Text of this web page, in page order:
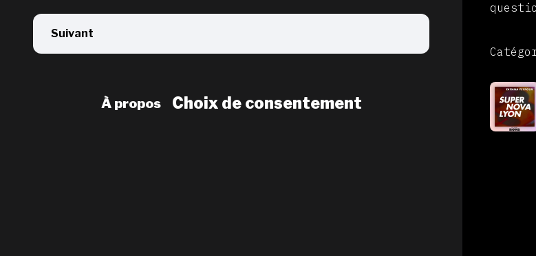
Suivant
À propos Choix de consentement